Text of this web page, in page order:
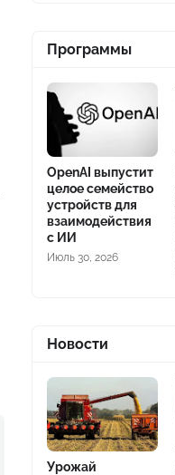
Программы
OpenAI выпустит
целое семейство
устройств для
взаимодействия
с ИИ
Июль 30, 2026
Новости
Урожай